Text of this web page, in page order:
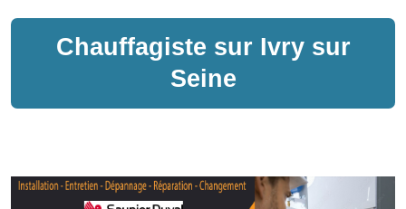
Chauffagiste sur Ivry sur
Seine